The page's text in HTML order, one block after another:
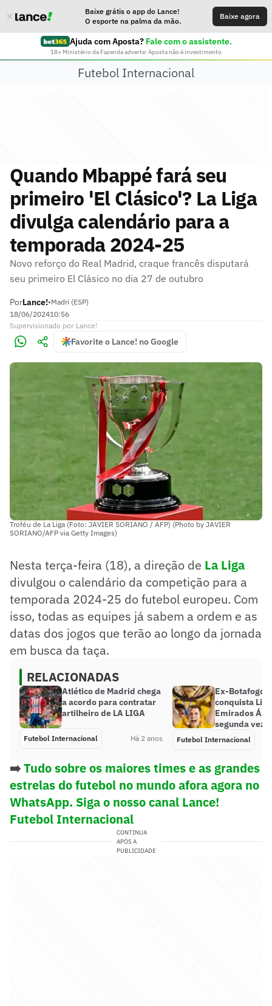
Baixe grátis o app do Lance!
O esporte na palma da mão.
Baixe agora
Ajuda com Aposta? Fale com o assistente.
18+ Ministério da Fazenda adverte: Aposta não é investimento
Futebol Internacional
Quando Mbappé fará seu
primeiro 'El Clásico'? La Liga
divulga calendário para a
temporada 2024-25
Novo reforço do Real Madrid, craque francês disputará
seu primeiro El Clásico no dia 27 de outubro
PorLance!•Madri (ESP)
18/06/202410:56
Supervisionado por Lance!
Favorite o Lance! no Google
Troféu de La Liga (Foto: JAVIER SORIANO / AFP) (Photo by JAVIER
SORIANO/AFP via Getty Images)
Nesta terça-feira (18), a direção de La Liga
divulgou o calendário da competição para a
temporada 2024-25 do futebol europeu. Com
isso, todas as equipes já sabem a ordem e as
datas dos jogos que terão ao longo da jornada
em busca da taça.
RELACIONADAS
Atlético de Madrid chega
a acordo para contratar
artilheiro de LA LIGA
Futebol Internacional Há 2 anos
Ex-Botafogo,
conquista
Emirados
segunda vez
Futebol Internacional
➡️Tudo sobre os maiores times e as grandes
estrelas do futebol no mundo afora agora no
WhatsApp. Siga o nosso canal Lance!
Futebol Internacional
CONTINUA
APÓS A
PUBLICIDADE